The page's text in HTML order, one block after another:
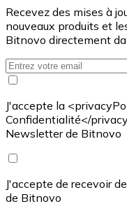
Recevez des mises à
nouveaux produits et
Bitnovo directement
J'accepte la
Confidentialité</
Newsletter de Bitnovo
J'accepte de recevoir
de Bitnovo